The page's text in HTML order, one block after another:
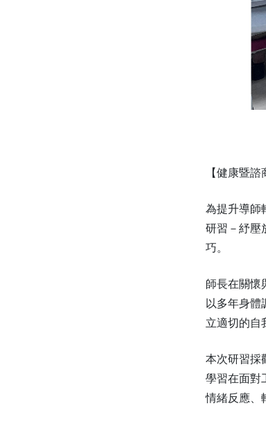
【健康暨諮
為提升導師
研習－紓壓
巧。
師長在關懷
以多年身體
立適切的自
本次研習採
學習在面對
情緒反應、